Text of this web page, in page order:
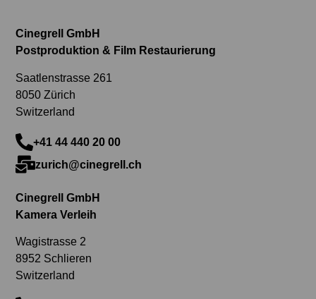
Cinegrell GmbH
Postproduktion & Film Restaurierung
Saatlenstrasse 261
8050 Zürich
Switzerland
+41 44 440 20 00
zurich@cinegrell.ch
Cinegrell GmbH
Kamera Verleih
Wagistrasse 2
8952 Schlieren
Switzerland